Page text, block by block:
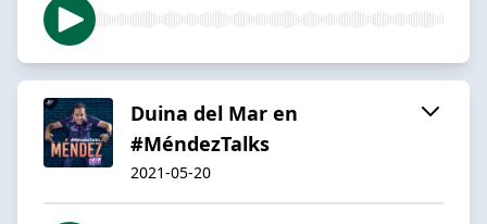
Duina del Mar en
#MéndezTalks
2021-05-20